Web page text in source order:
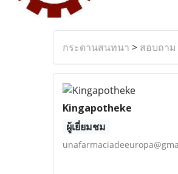
กระดานสนทนา > สอบถาม
Kingapotheke
ผู้เยี่ยมชม